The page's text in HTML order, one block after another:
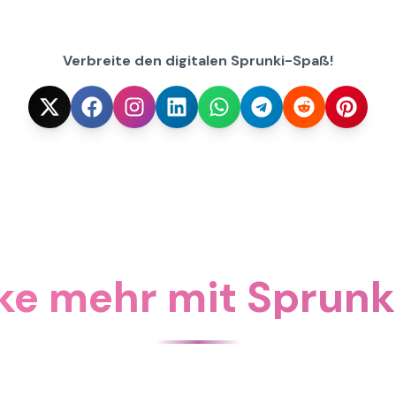
Verbreite den digitalen Sprunki-Spaß!
mehr mit